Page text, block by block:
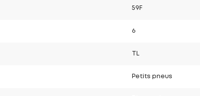
59F
6
Petits pneus